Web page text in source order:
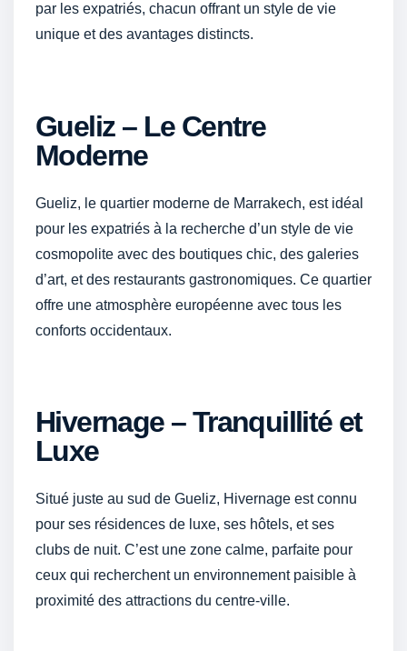
par les expatriés, chacun offrant un style de vie
unique et des avantages distincts.
Gueliz – Le Centre
Moderne
Gueliz, le quartier moderne de Marrakech, est idéal
pour les expatriés à la recherche d’un style de vie
cosmopolite avec des boutiques chic, des galeries
d’art, et des restaurants gastronomiques. Ce quartier
offre une atmosphère européenne avec tous les
conforts occidentaux.
Hivernage – Tranquillité et
Luxe
Situé juste au sud de Gueliz, Hivernage est connu
pour ses résidences de luxe, ses hôtels, et ses
clubs de nuit. C’est une zone calme, parfaite pour
ceux qui recherchent un environnement paisible à
proximité des attractions du centre-ville.